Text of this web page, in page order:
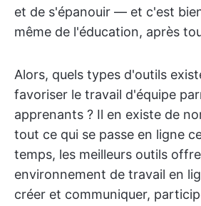
et de s'épanouir — et c'est
même de l'éducation, après
Alors, quels types d'outils
favoriser le travail d'équipe
apprenants ? Il en existe de
tout ce qui se passe en ligne
temps, les meilleurs outils
environnement de travail en
créer et communiquer,